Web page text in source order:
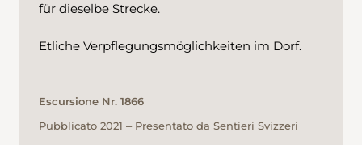
für dieselbe Strecke.
Etliche Verpflegungsmöglichkeiten im Dorf.
Escursione Nr. 1866
Pubblicato 2021 ‒ Presentato da Sentieri Svizzeri